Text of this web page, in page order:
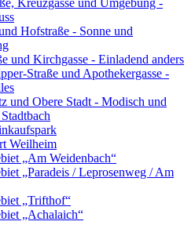
Hofstraße - Sonne und
und Kirchgasse - Einladend anders
Straße und Apothekergasse -
und Obere Stadt - Modisch und
Weilheim
„Am Weidenbach“
„Paradeis / Leprosenweg / Am
„Trifthof“
„Achalaich“